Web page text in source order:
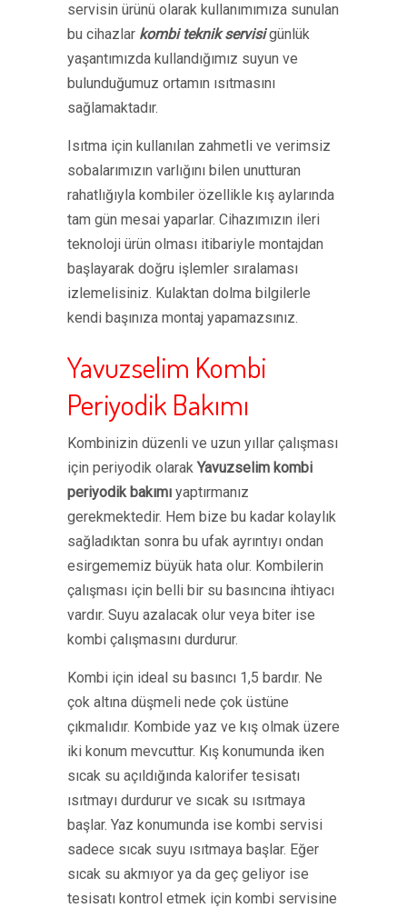
servisin ürünü olarak kullanımımıza sunulan
bu cihazlar kombi teknik servisigünlük
yaşantımızda kullandığımız suyun ve
bulunduğumuz ortamın ısıtmasını
sağlamaktadır.
Isıtma için kullanılan zahmetli ve verimsiz
sobalarımızın varlığını bilen unutturan
rahatlığıyla kombiler özellikle kış aylarında
tam gün mesai yaparlar. Cihazımızın ileri
teknoloji ürün olması itibariyle montajdan
başlayarak doğru işlemler sıralaması
izlemelisiniz. Kulaktan dolma bilgilerle
kendi başınıza montaj yapamazsınız.
Yavuzselim Kombi
Periyodik Bakımı
Kombinizin düzenli ve uzun yıllar çalışması
için periyodik olarakYavuzselim kombi
periyodik bakımı yaptırmanız
gerekmektedir. Hem bize bu kadar kolaylık
sağladıktan sonra bu ufak ayrıntıyı ondan
esirgememiz büyük hata olur. Kombilerin
çalışması için belli bir su basıncına ihtiyacı
vardır. Suyu azalacak olur veya biter ise
kombi çalışmasını durdurur.
Kombi için ideal su basıncı 1,5 bardır. Ne
çok altına düşmeli nede çok üstüne
çıkmalıdır. Kombide yaz ve kış olmak üzere
iki konum mevcuttur. Kış konumunda iken
sıcak su açıldığında kalorifer tesisatı
ısıtmayı durdurur ve sıcak su ısıtmaya
başlar. Yaz konumunda ise kombi servisi
sadece sıcak suyu ısıtmaya başlar. Eğer
sıcak su akmıyor ya da geç geliyor ise
tesisatı kontrol etmek için kombi servisine